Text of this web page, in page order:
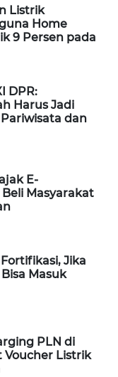
Listrik
Home
9 Persen pada
DPR:
Harus Jadi
dan
E-
Masyarakat
Jika
Masuk
PLN di
Voucher Listrik